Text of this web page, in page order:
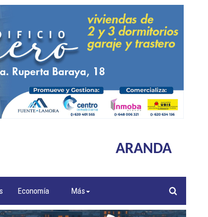
ARANDA
Economía Más